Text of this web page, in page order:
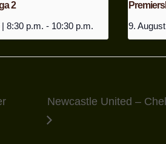
2
8:30 p.m. - 10:30 p.m.
9.
Newcastle United –